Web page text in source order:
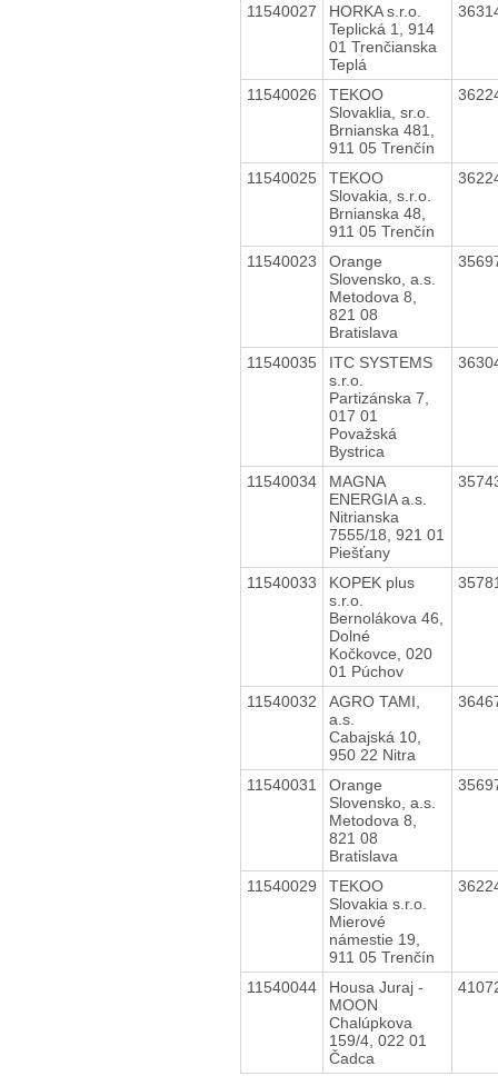
11540027
HORKA s.r.o.
Teplická 1, 914
01 Trenčianska
Teplá
11540026
TEKOO
Slovaklia, sr.o.
Brnianska 481,
911 05 Trenčín
11540025
TEKOO
Slovakia, s.r.o.
Brnianska 48,
911 05 Trenčín
11540023
Orange
Slovensko, a.s.
Metodova 8,
821 08
Bratislava
11540035
ITC SYSTEMS
s.r.o.
Partizánska 7,
017 01
Považská
Bystrica
11540034
MAGNA
ENERGIA a.s.
Nitrianska
7555/18, 921 01
Piešťany
11540033
KOPEK plus
s.r.o.
Bernolákova 46,
Dolné
Kočkovce, 020
01 Púchov
11540032
AGRO TAMI,
a.s.
Cabajská 10,
950 22 Nitra
11540031
Orange
Slovensko, a.s.
Metodova 8,
821 08
Bratislava
11540029
TEKOO
Slovakia s.r.o.
Mierové
námestie 19,
911 05 Trenčín
11540044
Housa Juraj -
MOON
Chalúpkova
159/4, 022 01
Čadca